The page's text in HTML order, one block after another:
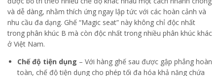
và dễ dàng, nhằm thích ứng ngay lập tức với các hoàn cảnh và
nhu cầu đa dạng. Ghế “Magic seat” này không chỉ độc nhất
trong phân khúc B mà còn độc nhất trong nhiều phân khúc khác
ở Việt Nam.
Chế độ tiện dụng – Với hàng ghế sau được gập phẳng hoàn
toàn, chế độtiện dụng cho phép tối đa hóa khả năng chứa